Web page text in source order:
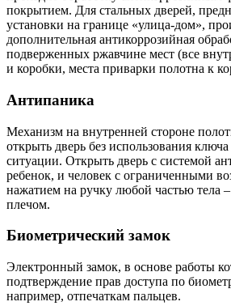
покрытием. Для стальных дверей,
установки на границе «улица-дом»,
дополнительная антикоррозийная
подверженных ржавчине мест (все
и коробки, места приварки полотна к
Антипаника
Механизм на внутренней стороне
открыть дверь без использования
ситуации. Открыть дверь с системой
ребенок, и человек с ограниченными
нажатием на ручку любой частью тела
плечом.
Биометрический замок
Электронный замок, в основе работы
подтверждение прав доступа по
например, отпечаткам пальцев.